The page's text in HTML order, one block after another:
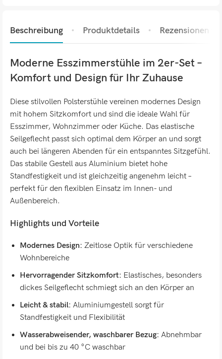
Beschreibung Produktdetails Rezensionen (0)
Moderne Esszimmerstühle im 2er-Set –
Komfort und Design für Ihr Zuhause
Diese stilvollen Polsterstühle vereinen modernes Design
mit hohem Sitzkomfort und sind die ideale Wahl für
Esszimmer, Wohnzimmer oder Küche. Das elastische
Seilgeflecht passt sich optimal dem Körper an und sorgt
auch bei längeren Abenden für ein entspanntes Sitzgefühl.
Das stabile Gestell aus Aluminium bietet hohe
Standfestigkeit und ist gleichzeitig angenehm leicht –
perfekt für den flexiblen Einsatz im Innen- und
Außenbereich.
Highlights und Vorteile
Modernes Design: Zeitlose Optik für verschiedene
Wohnbereiche
Hervorragender Sitzkomfort: Elastisches, besonders
dickes Seilgeflecht schmiegt sich an den Körper an
Leicht & stabil: Aluminiumgestell sorgt für
Standfestigkeit und Flexibilität
Wasserabweisender, waschbarer Bezug: Abnehmbar
und bei bis zu 40 °C waschbar